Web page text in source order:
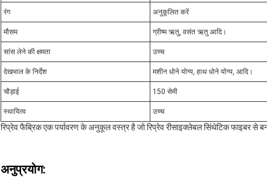
रंग अनुकूलित करें
मौसम ग्रीष्म ऋतु, वसंत ऋतु आदि।
सांस लेने की क्षमता उच्च
देखभाल के निर्देश मशीन धोने योग्य, हाथ धोने योग्य, आदि।
चौड़ाई 150 सेमी
स्थायित्व उच्च
रिप्रेव फैब्रिक एक पर्यावरण के अनुकूल वस्त्र है जो रिप्रेव रीसाइक्लेबल सिंथेटिक फाइबर से
अनुप्रयोग: